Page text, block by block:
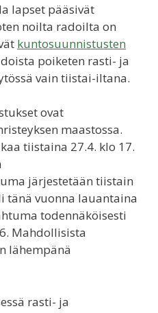
lapset pääsivät
noilta radoilta on
kuntosuunnistusten
poiketen rasti- ja
vain tiistai-iltana.
ovat
maastossa.
tiistaina 27.4. klo 17.
järjestetään tiistain
tänä vuonna lauantaina
todennäköisesti
Mahdollisista
lähempänä
rasti- ja